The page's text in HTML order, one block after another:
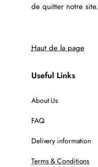
de quitter notre site.
Haut de la page
Useful Links
About Us
FAQ
Delivery information
Terms & Conditions